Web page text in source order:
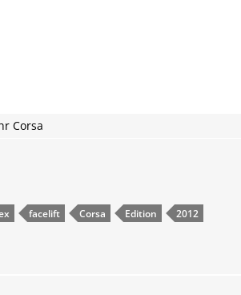
Corsa
facelift Corsa Edition
2012